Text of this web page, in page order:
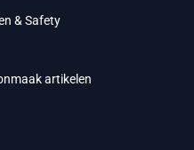
& Safety
artikelen